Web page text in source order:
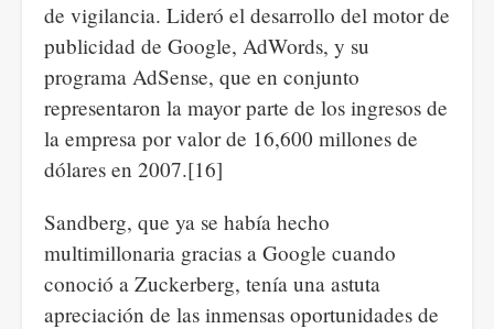
de vigilancia. Lideró el desarrollo del motor de
publicidad de Google, AdWords, y su
programa AdSense, que en conjunto
representaron la mayor parte de los ingresos de
la empresa por valor de 16,600 millones de
dólares en 2007.[16]
Sandberg, que ya se había hecho
multimillonaria gracias a Google cuando
conoció a Zuckerberg, tenía una astuta
apreciación de las inmensas oportunidades de